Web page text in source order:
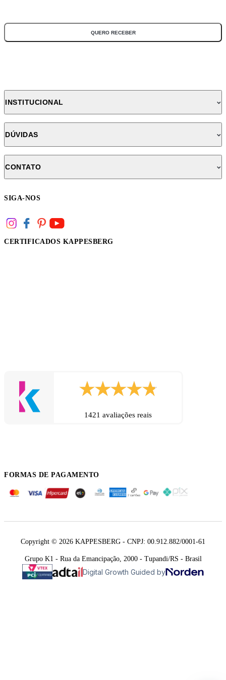
QUERO RECEBER
INSTITUCIONAL
DÚVIDAS
CONTATO
SIGA-NOS
CERTIFICADOS KAPPESBERG
1421 avaliações reais
FORMAS DE PAGAMENTO
Copyright © 2026 KAPPESBERG - CNPJ: 00.912.882/0001-61
Grupo K1 - Rua da Emancipação, 2000 - Tupandi/RS - Brasil
Digital Growth Guided by